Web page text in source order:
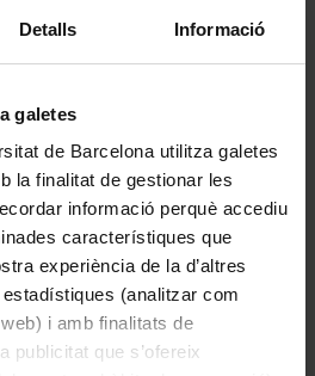
Detalls Informació
galetes
de Barcelona utilitza galetes
la finalitat de gestionar les
informació perquè accediu
característiques que
experiència de la d’altres
(analitzar com
i amb finalitats de
publicitat que s’ofereix